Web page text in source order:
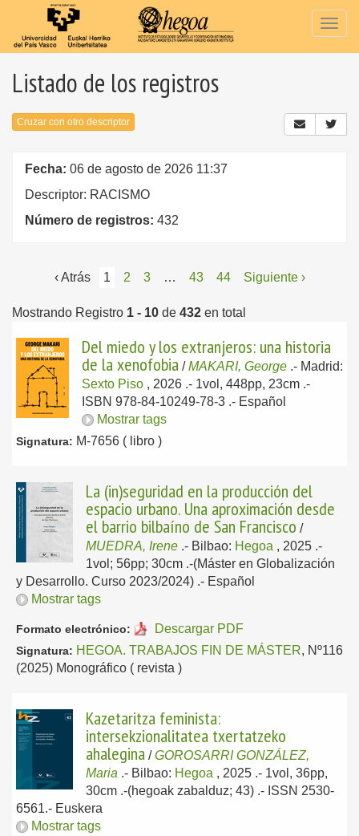
Listado de los registros
Cruzar con otro descriptor
Fecha: 06 de agosto de 2026 11:37
Descriptor: RACISMO
Número de registros: 432
‹ Atrás 1 2 3 … 43 44 Siguiente ›
Mostrando Registro 1 - 10 de 432 en total
Del miedo y los extranjeros: una historia
de la xenofobia /MAKARI, George .- Madrid:
Sexto Piso , 2026 .- 1vol, 448pp, 23cm .-
ISBN 978-84-10249-78-3 .- Español
Mostrar tags
Signatura: M-7656 ( libro )
La (in)seguridad en la producción del
espacio urbano. Una aproximación desde
el barrio bilbaíno de San Francisco /
MUEDRA, Irene .- Bilbao: Hegoa , 2025 .-
1vol; 56pp; 30cm .-(Máster en Globalización
y Desarrollo. Curso 2023/2024) .- Español
Mostrar tags
Formato electrónico: Descargar PDF
Signatura: HEGOA. TRABAJOS FIN DE MÁSTER, Nº116
(2025) Monográfico ( revista )
Kazetaritza feminista:
intersekzionalitatea txertatzeko
ahalegina /GOROSARRI GONZÁLEZ,
Maria .- Bilbao: Hegoa , 2025 .- 1vol, 36pp,
30cm .-(hegoak zabalduz; 43) .- ISSN 2530-
6561.- Euskera
Mostrar tags